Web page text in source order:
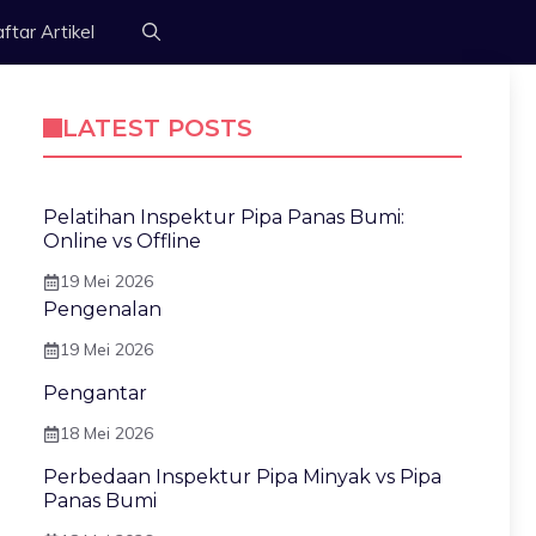
Artikel
LATEST POSTS
Pelatihan Inspektur Pipa Panas Bumi:
Online vs Offline
19 Mei 2026
Pengenalan
19 Mei 2026
Pengantar
18 Mei 2026
Perbedaan Inspektur Pipa Minyak vs Pipa
Panas Bumi